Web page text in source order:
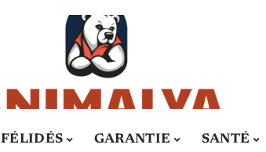
FÉLIDÉS GARANTIE SANTÉ